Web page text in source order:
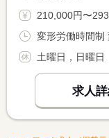
210,000円〜293,000円 ※フルタイ
土曜日，日曜日
求人